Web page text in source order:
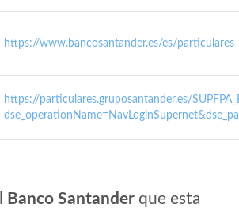
https://www.bancosantander.es/es/particulares
https://particulares.gruposantander.es/
Banco Santander que esta